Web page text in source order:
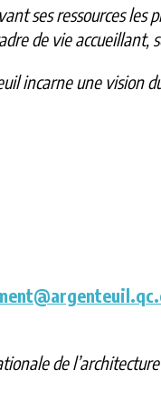
ses ressources les
de vie accueillant,
incarne une vision
de